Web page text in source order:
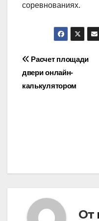
соревнованиях.
Навигация
по
Расчет площади
двери онлайн-
калькулятором
От